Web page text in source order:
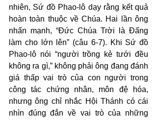
nhiên, Sứ đồ Phao-lô dạy rằng kết quả
hoàn toàn thuộc về Chúa. Hai lần ông
nhấn mạnh, “Đức Chúa Trời là Đấng
làm cho lớn lên” (câu 6-7). Khi Sứ đồ
Phao-lô nói “người trồng kẻ tưới đều
không ra gì,” không phải ông đang đánh
giá thấp vai trò của con người trong
công tác chứng nhân, môn đệ hóa,
nhưng ông chỉ nhắc Hội Thánh có cái
nhìn đúng đắn về vai trò của những